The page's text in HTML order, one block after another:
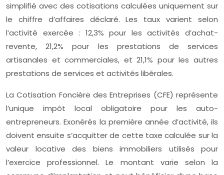
simplifié avec des cotisations calculées uniquement sur
le chiffre d’affaires déclaré. Les taux varient selon
l’activité exercée : 12,3% pour les activités d’achat-
revente, 21,2% pour les prestations de services
artisanales et commerciales, et 21,1% pour les autres
prestations de services et activités libérales.
La Cotisation Foncière des Entreprises (CFE) représente
l’unique impôt local obligatoire pour les auto-
entrepreneurs. Exonérés la première année d’activité, ils
doivent ensuite s’acquitter de cette taxe calculée sur la
valeur locative des biens immobiliers utilisés pour
l’exercice professionnel. Le montant varie selon la